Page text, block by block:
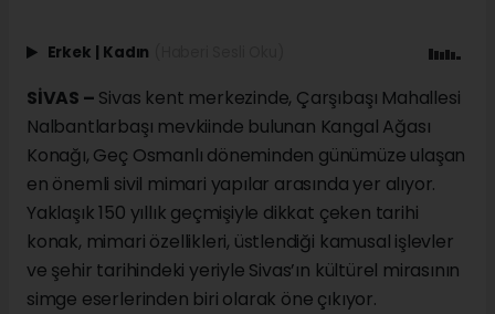
Erkek Kadın
SİVAS – Sivas kent merkezinde, Çarşıbaşı Mahallesi
Nalbantlarbaşı mevkiinde bulunan Kangal Ağası
Konağı, Geç Osmanlı döneminden günümüze ulaşan
en önemli sivil mimari yapılar arasında yer alıyor.
Yaklaşık 150 yıllık geçmişiyle dikkat çeken tarihi
konak, mimari özellikleri, üstlendiği kamusal işlevler
ve şehir tarihindeki yeriyle Sivas’ın kültürel mirasının
simge eserlerinden biri olarak öne çıkıyor.